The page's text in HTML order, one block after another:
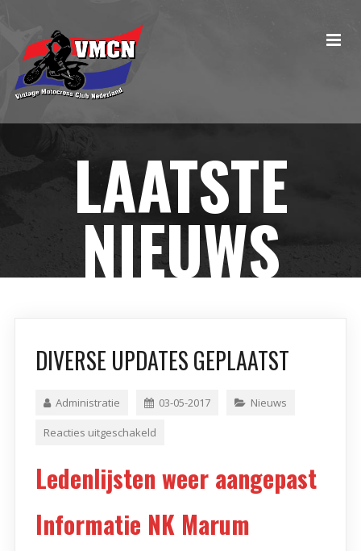
LAATSTE
NIEUWS
DIVERSE UPDATES GEPLAATST
Administratie 03-05-2017 Nieuws
Reacties uitgeschakeld
Ledenlijsten weer aangepast
Informatie NK Marum